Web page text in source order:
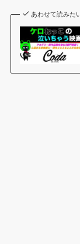
あわせて読みた